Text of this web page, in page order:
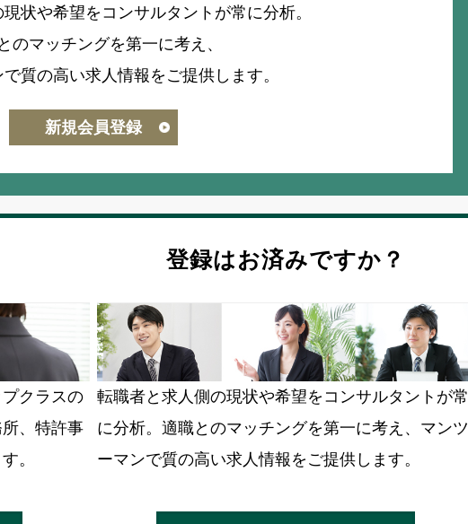
状や希望をコンサルタントが常に分析。
のマッチングを第一に考え、
質の高い求人情報をご提供します。
新規会員登録
クラスの
、特許事
。
登録はお済みですか？
転職者と求人側の現状や希望をコンサルタントが常
に分析。適職とのマッチングを第一に考え、マンツ
ーマンで質の高い求人情報をご提供します。